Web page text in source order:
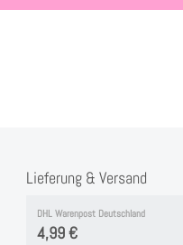
Lieferung & Versand
DHL Warenpost Deutschland
4,99 €